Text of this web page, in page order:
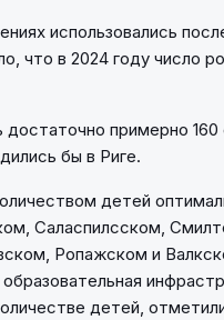
использовались
что в 2024 году число
примерно 160
бы в Риге.
детей
Саласпилсском,
Ропажском и
детей,